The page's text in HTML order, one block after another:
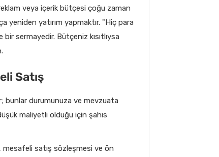
veya içerik bütçesi çoğu zaman
yeniden yatırım yapmaktır. "Hiç para
sermayedir. Bütçeniz kısıtlıysa
Satış
bunlar durumunuza ve mevzuata
maliyetli olduğu için şahıs
mesafeli satış sözleşmesi ve ön